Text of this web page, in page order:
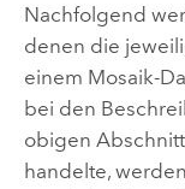
Nachfolgend
denen die
einem Mosaik-
bei den
obigen
handelte,